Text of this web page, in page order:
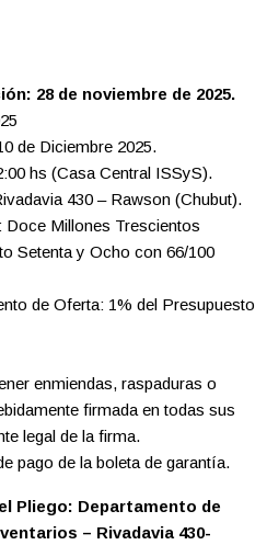
28 de noviembre de 2025.
de Diciembre 2025.
hs (Casa Central ISSyS).
430 – Rawson (Chubut).
Doce Millones Trescientos
Setenta y Ocho con 66/100
de Oferta: 1% del Presupuesto
enmiendas, raspaduras o
firmada en todas sus
legal de la firma.
pago de la boleta de garantía.
Pliego: Departamento de
– Rivadavia 430-